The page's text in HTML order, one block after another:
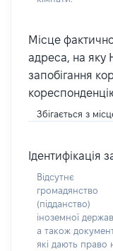
Місце
адреса, на яку
запобігання
Збігається з
Ідентифікація
Відсутнє
громадянство
(підданство)
іноземної
а також
які дають право